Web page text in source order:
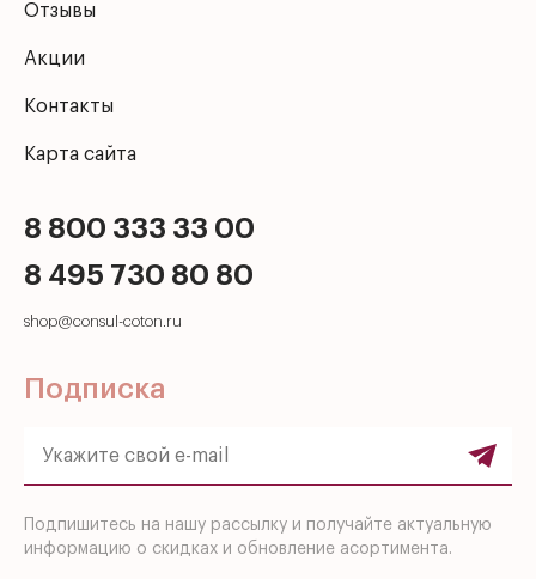
Отзывы
Акции
Контакты
Карта сайта
8 800 333 33 00
8 495 730 80 80
shop@consul-coton.ru
Подписка
Подпишитесь на нашу рассылку и получайте актуальную
информацию о скидках и обновление асортимента.